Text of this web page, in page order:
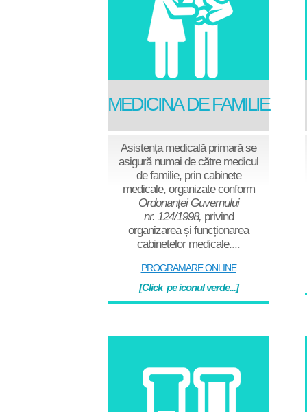
MEDICINADE FAMILIE
Asistența medicală primară se
asigurănumai de către medicul
de familie, prin cabinete
medicale, organizate conform
Ordonanței Guvernului
nr. 124/1998, privind
organizarea și funcționarea
cabinetelor medicale....
PROGRAMARE ONLINE
[Click pe iconul verde...]